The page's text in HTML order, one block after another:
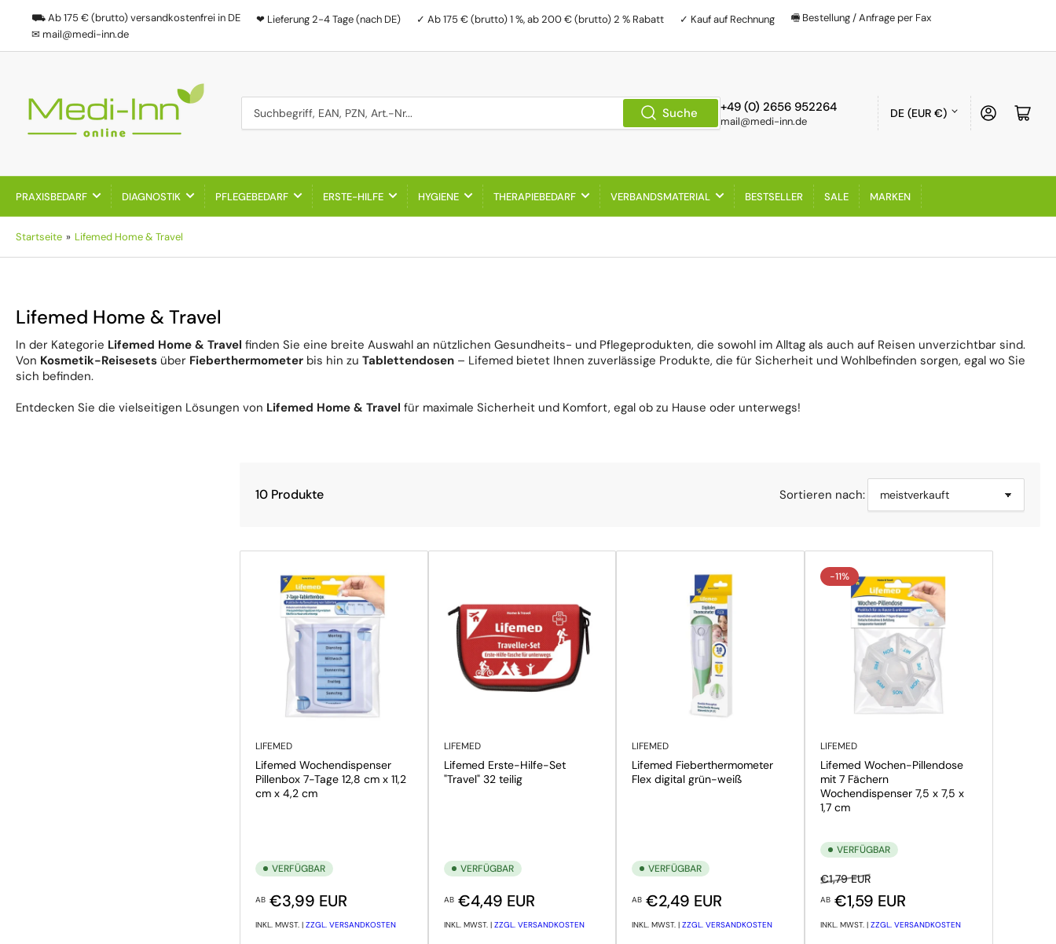
⛟ Ab 175 € (brutto) versandkostenfrei in DE ❤ Lieferung 2-4 Tage (nach DE) ✓ Ab 175 € (brutto) 1 %, ab 200 € (brutto) 2 % Rabatt ✓ Kauf auf Rechnung
🖷 Bestellung / Anfrage per Fax
✉ mail@medi-inn.de
Suche +49 (0) 2656 952264
mail@medi-inn.de
Land/Region
DE (EUR €) AnmeldenMini-
PRAXISBEDARF DIAGNOSTIK PFLEGEBEDARF ERSTE-HILFE HYGIENE THERAPIEBEDARF VERBANDSMATERIAL BESTSELLER SALE MARKEN
Startseite » Lifemed Home & Travel
Kategorie:
Lifemed Home & Travel
In der Kategorie Lifemed Home & Travel finden Sie eine breite Auswahl an nützlichen Gesundheits- und Pflegeprodukten, die sowohl im Alltag als auch auf Reisen unverzichtbar sind.
Von Kosmetik-Reisesets über Fieberthermometer bis hin zu Tablettendosen – Lifemed bietet Ihnen zuverlässige Produkte, die für Sicherheit und Wohlbefinden sorgen, egal wo Sie
sich befinden.
Entdecken Sie die vielseitigen Lösungen von Lifemed Home & Travel für maximale Sicherheit und Komfort, egal ob zu Hause oder unterwegs!
Sortieren nach:
10 Produkte
LIFEMED
Lifemed Wochendispenser
Pillenbox 7-Tage 12,8 cm x 11,2
cm x 4,2 cm
VERFÜGBAR
Normaler Preis
AB€3,99 EUR
INKL. MWST. | ZZGL. VERSANDKOSTEN
LIFEMED
Lifemed Erste-Hilfe-Set
"Travel" 32 teilig
VERFÜGBAR
Normaler Preis
AB€4,49 EUR
INKL. MWST. | ZZGL. VERSANDKOSTEN
LIFEMED
Lifemed Fieberthermometer
Flex digital grün-weiß
VERFÜGBAR
Normaler Preis
AB €2,49 EUR
INKL. MWST. |ZZGL. VERSANDKOSTEN
-11%
LIFEMED
Lifemed Wochen-Pillendose
mit 7 Fächern
Wochendispenser 7,5 x 7,5 x
1,7 cm
VERFÜGBAR
Normaler Preis
€1,79 EURAusverkaufspreis
AB €1,59 EUR
INKL. MWST. |ZZGL. VERSANDKOSTEN